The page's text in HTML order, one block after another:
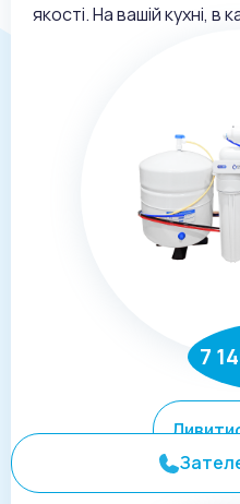
якості. На вашій кухні, в
7